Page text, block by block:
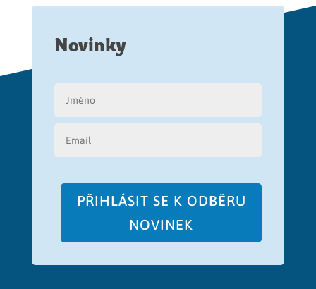
Novinky
PŘIHLÁSIT SE K ODBĚRU
NOVINEK